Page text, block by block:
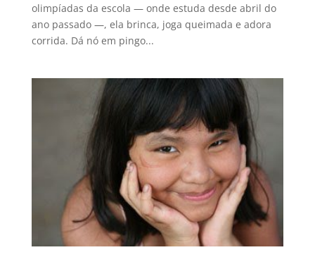
olimpíadas da escola — onde estuda desde abril do
ano passado —, ela brinca, joga queimada e adora
corrida. Dá nó em pingo...